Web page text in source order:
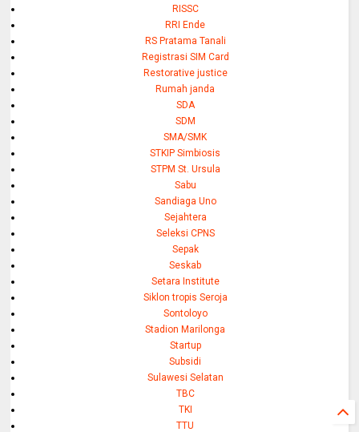
RISSC
RRI Ende
RS Pratama Tanali
Registrasi SIM Card
Restorative justice
Rumah janda
SDA
SDM
SMA/SMK
STKIP Simbiosis
STPM St. Ursula
Sabu
Sandiaga Uno
Sejahtera
Seleksi CPNS
Sepak
Seskab
Setara Institute
Siklon tropis Seroja
Sontoloyo
Stadion Marilonga
Startup
Subsidi
Sulawesi Selatan
TBC
TKI
TTU